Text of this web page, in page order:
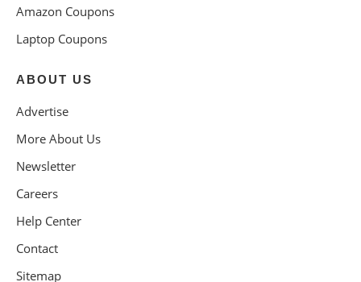
Amazon Coupons
Laptop Coupons
ABOUT US
Advertise
More About Us
Newsletter
Careers
Help Center
Contact
Sitemap